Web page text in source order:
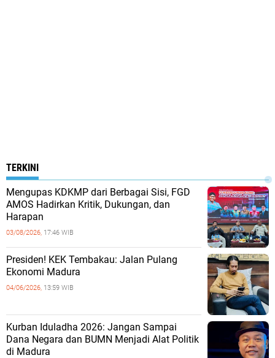
TERKINI
Mengupas KDKMP dari Berbagai Sisi, FGD
AMOS Hadirkan Kritik, Dukungan, dan
Harapan
03/08/2026, 17:46 WIB
Presiden! KEK Tembakau: Jalan Pulang
Ekonomi Madura
04/06/2026, 13:59 WIB
Kurban Iduladha 2026: Jangan Sampai
Dana Negara dan BUMN Menjadi Alat Politik
di Madura